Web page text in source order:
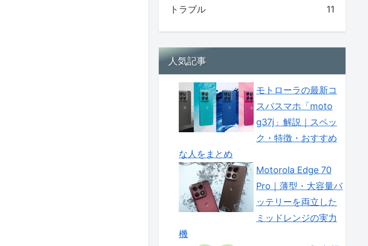
トラブル 11
人気記事
モトローラの最新コ
スパスマホ「moto
g37j」解説｜スペッ
ク・特徴・おすすめ
な人をまとめ
Motorola Edge 70
Pro｜薄型・大容量バ
ッテリーを両立した
ミッドレンジの実力
機